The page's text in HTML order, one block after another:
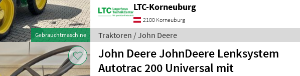
Gebrauchtmaschine
LTC-Korneuburg
2100 Korneuburg
Traktoren / John Deere
John Deere JohnDeere Lenksystem
Autotrac 200 Universal mit